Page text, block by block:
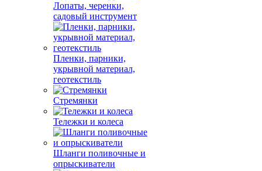
Лопаты, черенки,
садовый инструмент
Пленки, парники,
укрывной материал,
геотекстиль
Стремянки
Тележки и колеса
Шланги поливочные и
опрыскиватели